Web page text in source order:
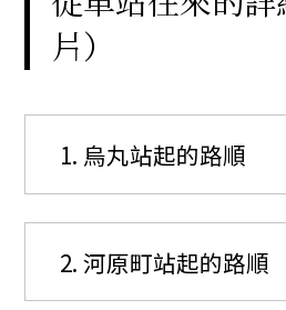
片）
1. 烏丸站起的路順
2. 河原町站起的路順